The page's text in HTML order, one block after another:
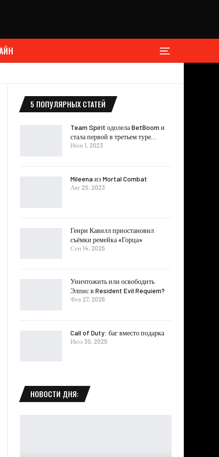
5 ПОПУЛЯРНЫХ СТАТЕЙ
Team Spirit одолела BetBoom и
стала первой в третьем туре…
Июн 1, 2023
Mileena из Mortal Combat
Авг 20, 2023
Генри Кавилл приостановил
съёмки ремейка «Горца»
Сен 14, 2025
Уничтожить или освободить
Элпис в Resident Evil Requiem?
Фев 27, 2026
Call of Duty: баг вместо подарка
Июл 30, 2025
НОВОСТИ ДНЯ: